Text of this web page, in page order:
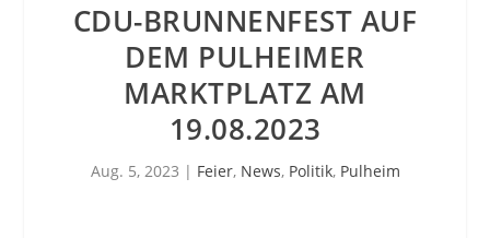
CDU-BRUNNENFEST AUF
DEM PULHEIMER
MARKTPLATZ AM
19.08.2023
Aug. 5, 2023 | Feier, News, Politik, Pulheim